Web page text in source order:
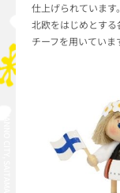
仕上げられています
北欧をはじめとす
チーフを用いていま